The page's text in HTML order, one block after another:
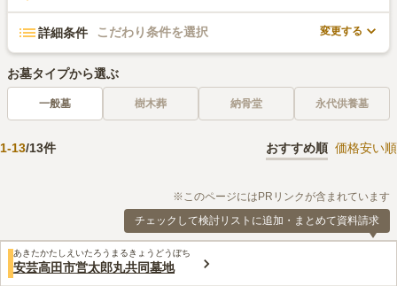
詳細条件 こだわり条件を選択 変更する
お墓タイプから選ぶ
一般墓 樹木葬 納骨堂 永代供養墓
1-13/13件 おすすめ順 価格安い順
※このページにはPRリンクが含まれています
チェックして検討リストに追加・まとめて資料請求
あきたかたしえいたろうまるきょうどうぼち
安芸高田市営太郎丸共同墓地